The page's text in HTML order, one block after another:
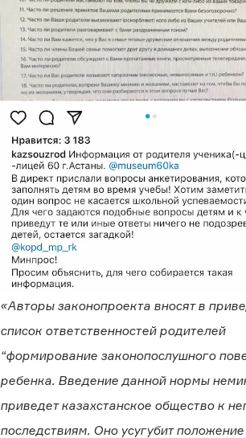
«Авторы законопроекта вносят в
список ответственностей родителей
“формирование законопослушного
ребенка. Введение данной нормы
приведет казахстанское общество к
последствиям. Оно усугубит